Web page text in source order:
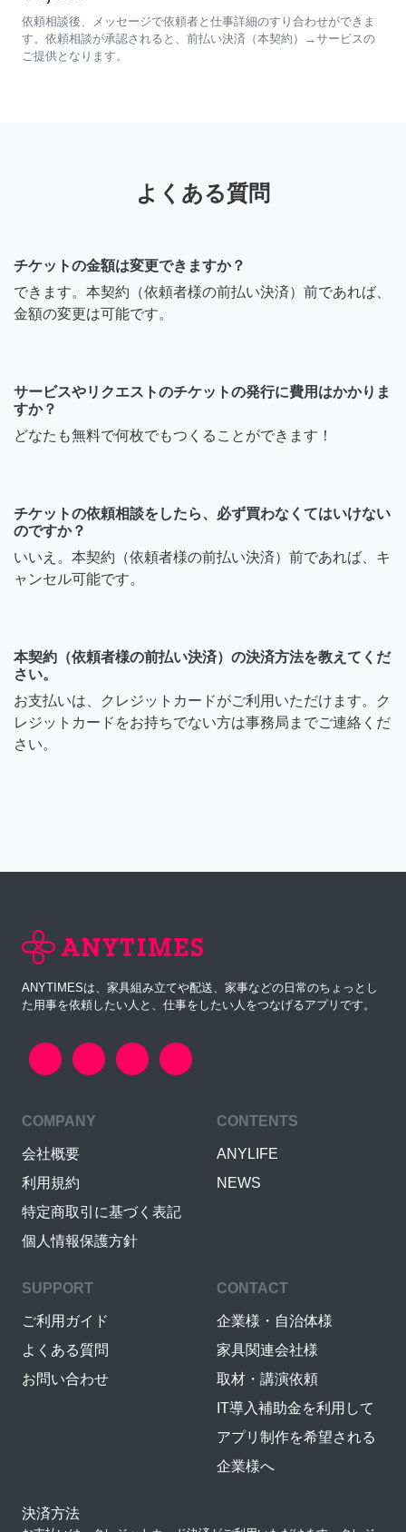
依頼相談後、メッセージで依頼者と仕事詳細のすり合わせができま
す。依頼相談が承認されると、前払い決済（本契約）→サービスの
ご提供となります。
よくある質問
チケットの金額は変更できますか？
できます。本契約（依頼者様の前払い決済）前であれば、
金額の変更は可能です。
サービスやリクエストのチケットの発行に費用はかかりま
すか？
どなたも無料で何枚でもつくることができます！
チケットの依頼相談をしたら、必ず買わなくてはいけない
のですか？
いいえ。本契約（依頼者様の前払い決済）前であれば、キ
ャンセル可能です。
本契約（依頼者様の前払い決済）の決済方法を教えてくだ
さい。
お支払いは、クレジットカードがご利用いただけます。ク
レジットカードをお持ちでない方は事務局までご連絡くだ
さい。
ANYTIMESは、家具組み立てや配送、家事などの日常のちょっとし
た用事を依頼したい人と、仕事をしたい人をつなげるアプリです。
COMPANY
会社概要
利用規約
特定商取引に基づく表記
個人情報保護方針
CONTENTS
ANYLIFE
NEWS
SUPPORT
ご利用ガイド
よくある質問
お問い合わせ
CONTACT
企業様・自治体様
家具関連会社様
取材・講演依頼
IT導入補助金を利用して
アプリ制作を希望される
企業様へ
決済方法